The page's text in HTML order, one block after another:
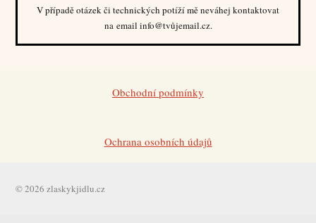
V případě otázek či technických potíží mě neváhej kontaktovat
na email info@tvůjemail.cz.
Obchodní podmínky
Ochrana osobních údajů
© 2026 zlaskykjidlu.cz